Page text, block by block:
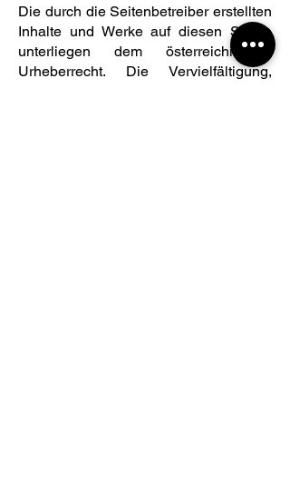
Die durch die Seitenbetreiber erstellten
Inhalte und Werke auf diesen Seiten
unterliegen dem österreichischen
Urheberrecht. Die Vervielfältigung,